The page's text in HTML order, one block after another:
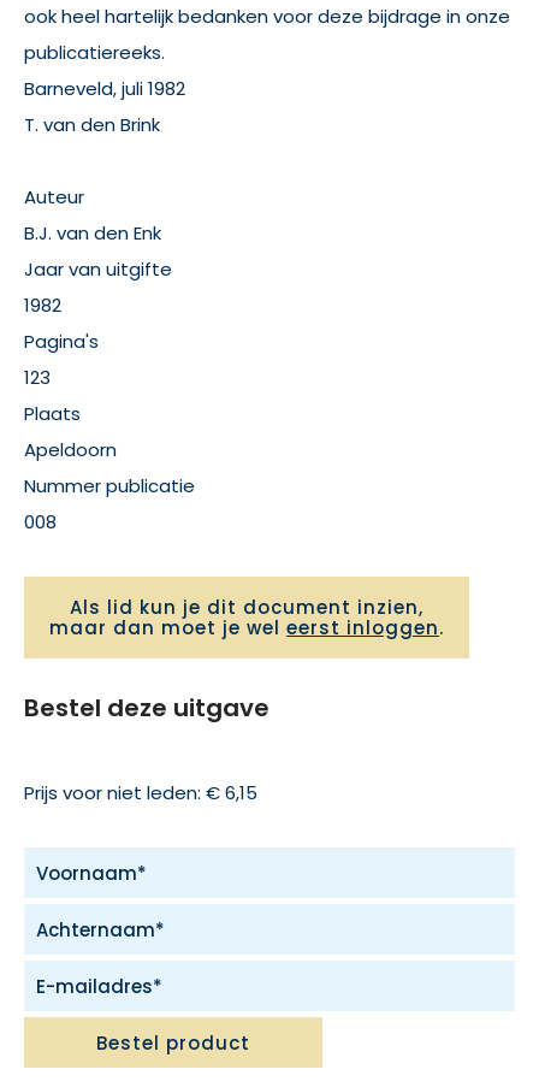
ook heel hartelijk bedanken voor deze bijdrage in onze
publicatiereeks.
Barneveld, juli 1982
T. van den Brink
Auteur
B.J. van den Enk
Jaar van uitgifte
1982
Pagina's
123
Plaats
Apeldoorn
Nummer publicatie
008
Als lid kun je dit document inzien,
maar dan moet je wel eerst inloggen.
Bestel deze uitgave
Prijs voor niet leden: € 6,15
Bestel product